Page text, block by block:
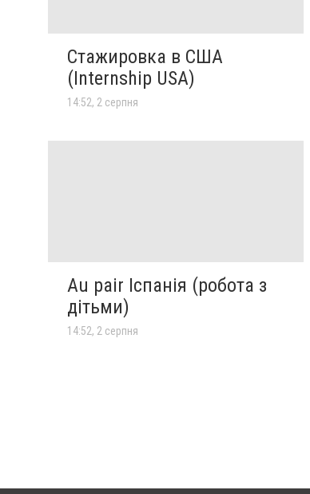
Стажировка в США
(Internship USA)
14:52, 2 серпня
Au pair Іспанія (робота з
дітьми)
14:52, 2 серпня